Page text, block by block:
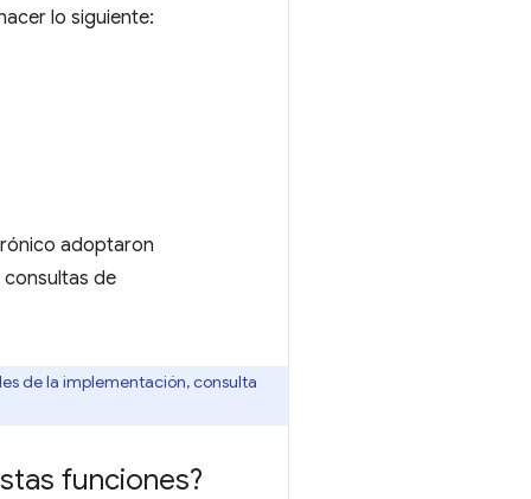
lo siguiente:
adoptaron
consultas de
de la implementación, consulta
funciones?